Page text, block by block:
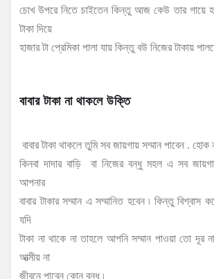
চোখ উপরে নিতে চাইতেন কিন্তু আজ কেউ তার গায়ে
টাকা দিয়ে
হাজার টা প্রেমিকা পালা যায় কিন্তু বউ নিজের টাকায়
বাবার টাকা না থাকলে উক্তি
বাবার টাকা থাকলে তুমি সব জায়গায় সম্মান পাবেন . হোক
কিনবা দাদার বাড়ি বা নিজের বন্ধু মহল এ সব
আপনার
বাবার টাকার সম্মান এ সম্মানিত হবেন ৷ কিন্তু বিশ্বাস
যদি
টাকা না থাকে না তাহলে আপনি সম্মান পাওয়া তো দূর
আত্মীয় না
জীবনে পাবেন কোন বন্ধু ৷